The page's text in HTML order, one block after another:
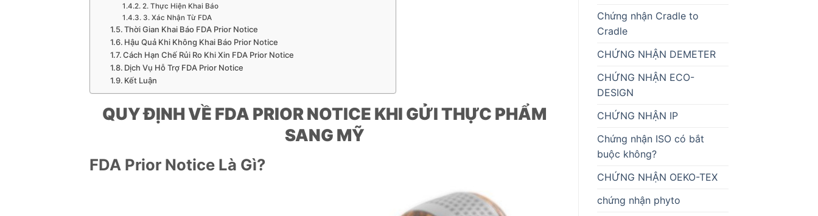
2. Thực Hiện Khai Báo
3. Xác Nhận Từ FDA
Thời Gian Khai Báo FDA Prior Notice
Hậu Quả Khi Không Khai Báo Prior Notice
Cách Hạn Chế Rủi Ro Khi Xin FDA Prior Notice
Dịch Vụ Hỗ Trợ FDA Prior Notice
Kết Luận
QUY ĐỊNH VỀ FDA PRIOR NOTICE KHI GỬI THỰC PHẨM
SANG MỸ
FDA Prior Notice Là Gì?
Chứng nhận Cradle to
Cradle
CHỨNG NHẬN DEMETER
CHỨNG NHẬN ECO-
DESIGN
CHỨNG NHẬN IP
Chứng nhận ISO có bắt
buộc không?
CHỨNG NHẬN OEKO-TEX
chứng nhận phyto